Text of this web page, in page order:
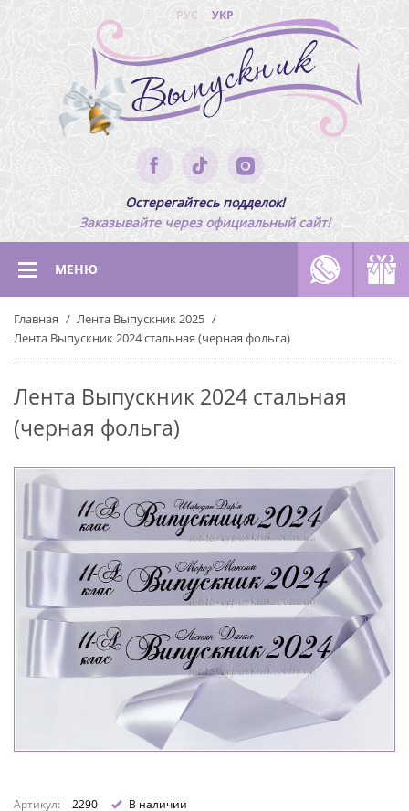
РУС УКР
Остерегайтесь подделок!
Заказывайте через официальный сайт!
МЕНЮ
Главная
Лента Выпускник 2025
Лента Выпускник 2024 стальная (черная фольга)
Лента Выпускник 2024 стальная
(черная фольга)
Артикул: 2290
В наличии